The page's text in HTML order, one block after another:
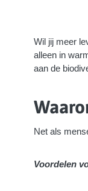
Wil jij meer
alleen in
aan de
Net als
Voordelen